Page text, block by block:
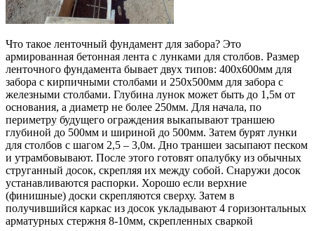
Что такое ленточный фундамент для забора? Это
армированная бетонная лента с лунками для столбов. Размер
ленточного фундамента бывает двух типов: 400х600мм для
забора с кирпичными столбами и 250х500мм для забора с
железными столбами. Глубина лунок может быть до 1,5м от
основания, а диаметр не более 250мм. Для начала, по
периметру будущего ограждения выкапывают траншею
глубиной до 500мм и шириной до 500мм. Затем бурят лунки
для столбов с шагом 2,5 – 3,0м. Дно траншеи засыпают песком
и утрамбовывают. После этого готовят опалубку из обычных
струганный досок, скрепляя их между собой. Снаружи досок
устанавливаются распорки. Хорошо если верхние
(финишные) доски скрепляются сверху. Затем в
получившийся каркас из досок укладывают 4 горизонтальных
арматурных стержня 8-10мм, скрепленных сваркой